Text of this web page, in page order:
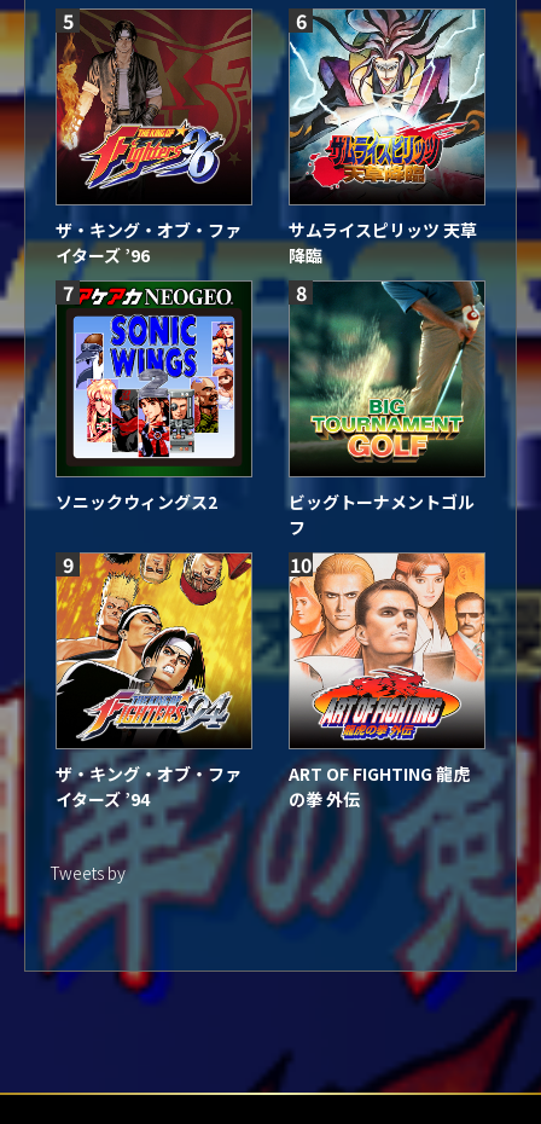
5
ザ・キング・オブ・ファ
イターズ ’96
6
サムライスピリッツ 天草
降臨
7
ソニックウィングス2
8
ビッグトーナメントゴル
フ
9
ザ・キング・オブ・ファ
イターズ ’94
10
ART OF FIGHTING 龍虎
の拳 外伝
Tweets by